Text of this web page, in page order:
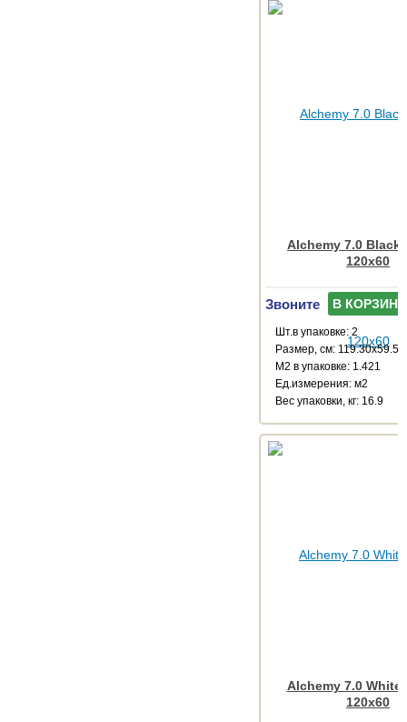
Alchemy 7.0 Black
120x60
Звоните В КОРЗИНУ
Шт.в упаковке: 2
Размер, см: 119.30x59.55
М2 в упаковке: 1.421
Ед.измерения: м2
Веc упаковки, кг: 16.9
Alchemy 7.0 White
120x60